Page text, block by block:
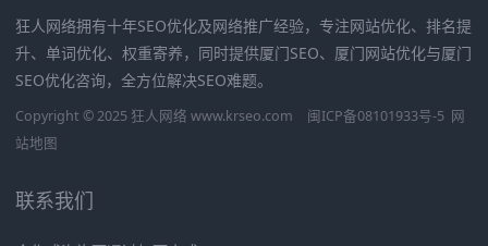
狂人网络拥有十年SEO优化及网络推广经验，专注网站优化、排名提
升、单词优化、权重寄养，同时提供厦门SEO、厦门网站优化与厦门
SEO优化咨询，全方位解决SEO难题。
Copyright © 2025 狂人网络 www.krseo.com 闽ICP备08101933号-5 网
站地图
联系我们